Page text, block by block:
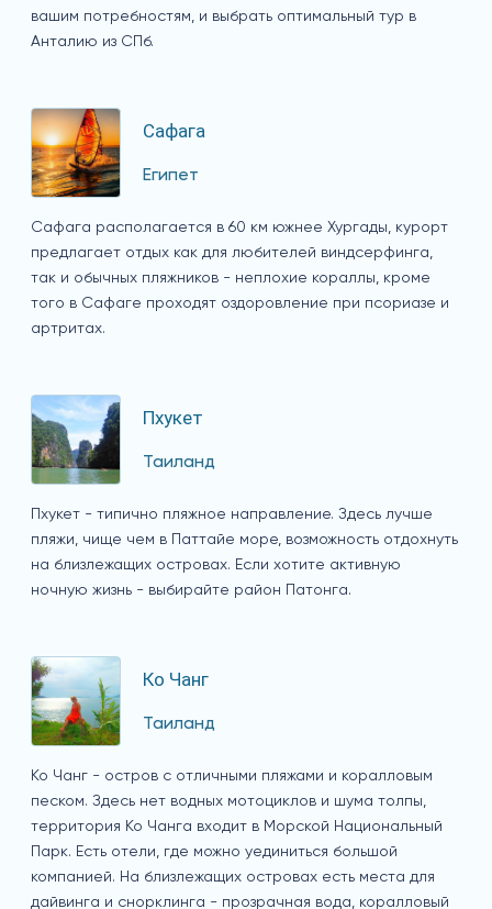
вашим потребностям, и выбрать оптимальный тур в
Анталию из СПб.
Сафага
Египет
Сафага располагается в 60 км южнее Хургады, курорт
предлагает отдых как для любителей виндсерфинга,
так и обычных пляжников - неплохие кораллы, кроме
того в Сафаге проходят оздоровление при псориазе и
артритах.
Пхукет
Таиланд
Пхукет - типично пляжное направление. Здесь лучше
пляжи, чище чем в Паттайе море, возможность отдохнуть
на близлежащих островах. Если хотите активную
ночную жизнь - выбирайте район Патонга.
Ко Чанг
Таиланд
Ко Чанг - остров с отличными пляжами и коралловым
песком. Здесь нет водных мотоциклов и шума толпы,
территория Ко Чанга входит в Морской Национальный
Парк. Есть отели, где можно уединиться большой
компанией. На близлежащих островах есть места для
дайвинга и снорклинга - прозрачная вода, коралловый